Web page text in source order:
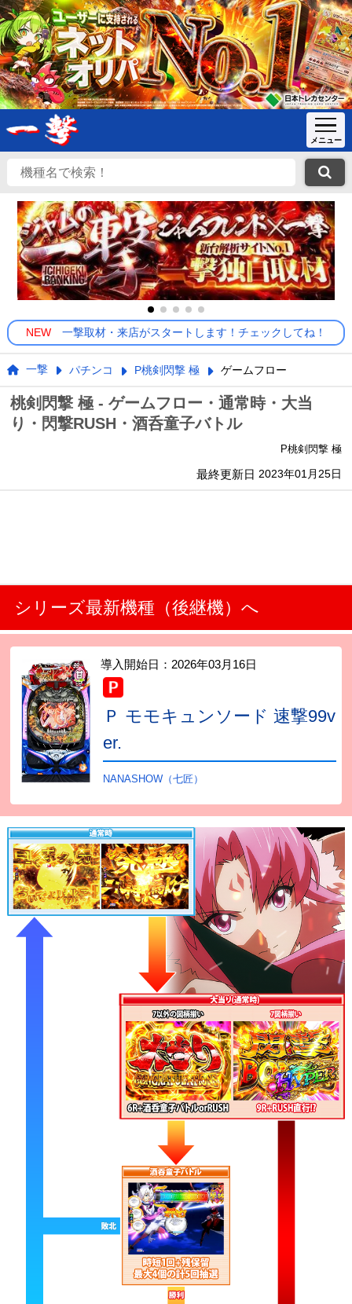
NEW 一撃取材・来店がスタートします！チェックしてね！
一撃 パチンコ P桃剣閃撃 極 ゲームフロー
桃剣閃撃 極 - ゲームフロー・通常時・大当
り・閃撃RUSH・酒呑童子バトル
P桃剣閃撃 極
最終更新日 2023年01月25日
シリーズ最新機種（後継機）へ
導入開始日： 2026年03月16日
Ｐ モモキュンソード 速撃99v
er.
NANASHOW（七匠）